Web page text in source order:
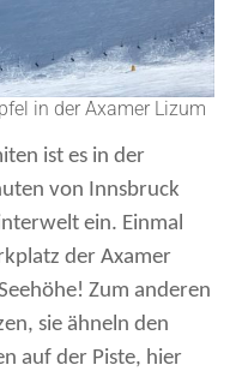
in der Axamer Lizum
ist es in der
von Innsbruck
ein. Einmal
der Axamer
Zum anderen
sie ähneln den
auf der Piste, hier